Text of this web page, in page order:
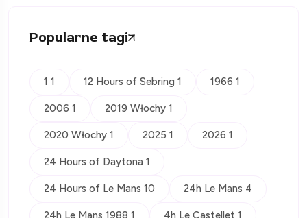
Popularne tagi
1 1 12 Hours of Sebring 1 1966 1
2006 1 2019 Włochy 1
2020 Włochy 1 2025 1 2026 1
24 Hours of Daytona 1
24 Hours of Le Mans 10 24h Le Mans 4
24h Le Mans 1988 1 4h Le Castellet 1